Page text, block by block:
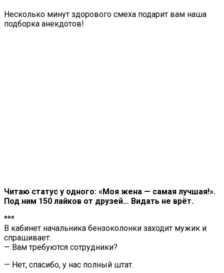
Несколько минут здорового смеха подарит вам наша
подборка анекдотов!
Читаю статус у одного: «Моя жена — самая лучшая!».
Под ним 150 лайков от друзей… Видать не врёт.
***
В кабинет начальника бензоколонки заходит мужик и
спрашивает:
— Вам требуются сотрудники?
— Нет, спасибо, у нас полный штат.